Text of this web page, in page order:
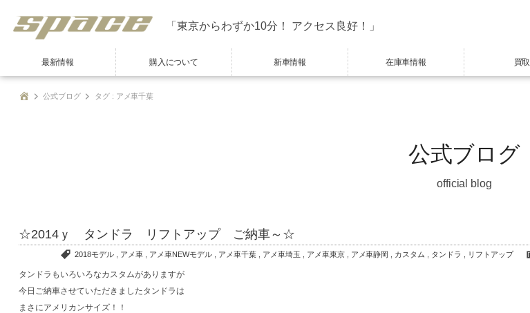
「東京からわずか10分！ アクセス良好！」
最新情報 購入について 新車情報 在庫車情報 買取
公式ブログ タグ : アメ車千葉
公式ブログ
official blog
☆2014ｙ タンドラ リフトアップ ご納車～☆
2018モデル, アメ車, アメ車NEWモデル, アメ車千葉, アメ車埼玉 アメ車東京, アメ車静岡 カスタム タンドラ リフトアップ
タンドラもいろいろなカスタムがありますが
今日ご納車させていただきましたタンドラは
まさにアメリカンサイズ！！